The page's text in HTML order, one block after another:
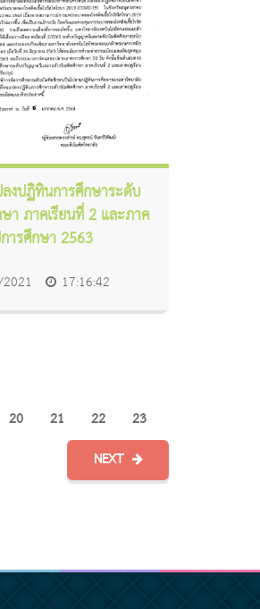
งปฏิทินการศึกษาระดับ
ภาคเรียนที่ 2 และภาค
ารศึกษา 2563
17:16:42
20 21 22
23
NEXT